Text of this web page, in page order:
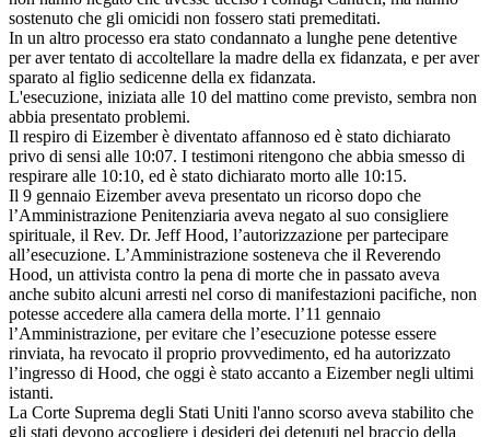
sostenuto che gli omicidi non fossero stati premeditati.
In un altro processo era stato condannato a lunghe pene detentive
per aver tentato di accoltellare la madre della ex fidanzata, e per aver
sparato al figlio sedicenne della ex fidanzata.
L'esecuzione, iniziata alle 10 del mattino come previsto, sembra non
abbia presentato problemi.
Il respiro di Eizember è diventato affannoso ed è stato dichiarato
privo di sensi alle 10:07. I testimoni ritengono che abbia smesso di
respirare alle 10:10, ed è stato dichiarato morto alle 10:15.
Il 9 gennaio Eizember aveva presentato un ricorso dopo che
l’Amministrazione Penitenziaria aveva negato al suo consigliere
spirituale, il Rev. Dr. Jeff Hood, l’autorizzazione per partecipare
all’esecuzione. L’Amministrazione sosteneva che il Reverendo
Hood, un attivista contro la pena di morte che in passato aveva
anche subito alcuni arresti nel corso di manifestazioni pacifiche, non
potesse accedere alla camera della morte. l’11 gennaio
l’Amministrazione, per evitare che l’esecuzione potesse essere
rinviata, ha revocato il proprio provvedimento, ed ha autorizzato
l’ingresso di Hood, che oggi è stato accanto a Eizember negli ultimi
istanti.
La Corte Suprema degli Stati Uniti l'anno scorso aveva stabilito che
gli stati devono accogliere i desideri dei detenuti nel braccio della